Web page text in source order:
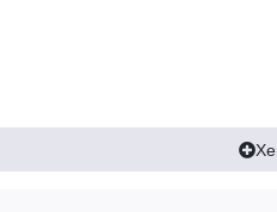
có tác dụng chiếu hắt gốc cây
giúp chiếu sáng lối đi, mở rộng